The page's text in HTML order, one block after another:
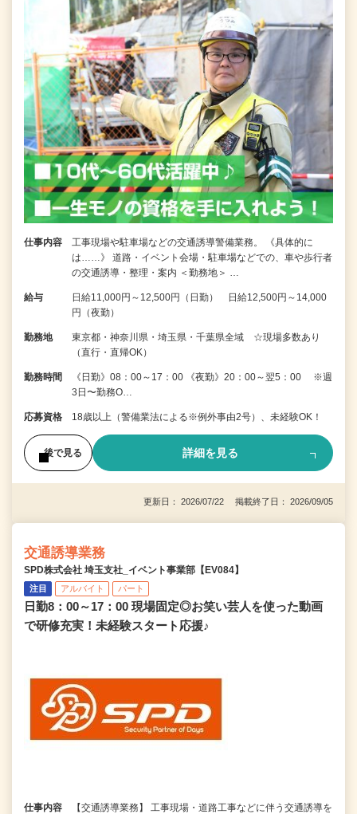
仕事内容
工事現場や駐車場などの交通誘導警備業務。 《具体的に
は……》 道路・イベント会場・駐車場などでの、車や歩行者
の交通誘導・整理・案内 ＜勤務地＞ …
給与
日給11,000円～12,500円（日勤） 日給12,500円～14,000
円（夜勤）
勤務地
東京都・神奈川県・埼玉県・千葉県全域 ☆現場多数あり
（直行・直帰OK）
勤務時間
《日勤》08：00～17：00 《夜勤》20：00～翌5：00 ※週
3日〜勤務O…
応募資格 18歳以上（警備業法による※例外事由2号）、未経験OK！
後で見る 詳細を見る
更新日： 2026/07/22 掲載終了日： 2026/09/05
交通誘導業務
SPD株式会社 埼玉支社_イベント事業部【EV084】
注目 アルバイト パート
日勤8：00～17：00 現場固定◎お笑い芸人を使った動画
で研修充実！未経験スタート応援♪
仕事内容
【交通誘導業務】 工事現場・道路工事などに伴う交通誘導を